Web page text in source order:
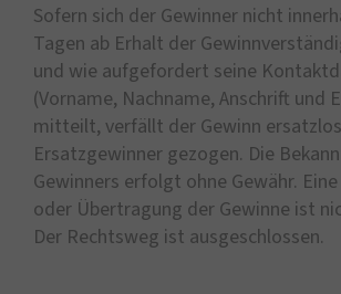
Sofern sich der Gewinner nicht
Tagen ab Erhalt der
und wie aufgefordert seine
(Vorname, Nachname, Anschrift und
mitteilt, verfällt der Gewinn
Ersatzgewinner gezogen. Die
Gewinners erfolgt ohne Gewähr.
oder Übertragung der Gewinne ist
Der Rechtsweg ist ausgeschlossen.